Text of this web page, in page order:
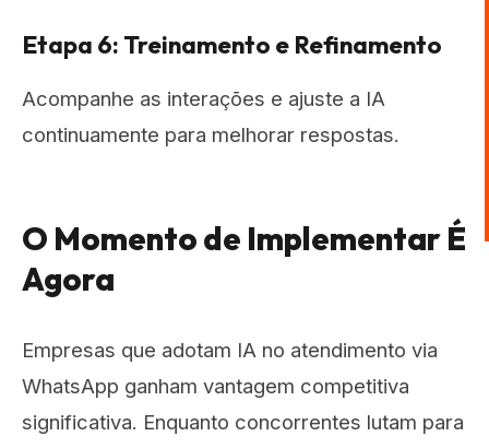
Etapa 6: Treinamento e Refinamento
Acompanhe as interações e ajuste a IA
continuamente para melhorar respostas.
O Momento de Implementar É
Agora
Empresas que adotam IA no atendimento via
WhatsApp ganham vantagem competitiva
significativa. Enquanto concorrentes lutam para